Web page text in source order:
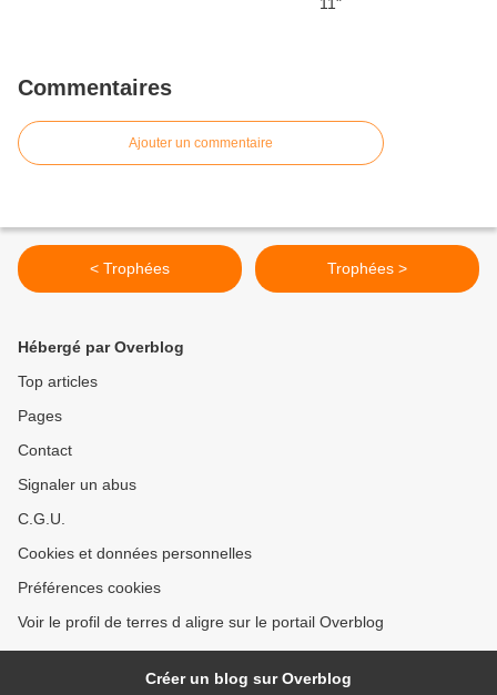
Commentaires
Ajouter un commentaire
< Trophées Trophées >
Hébergé par Overblog
Top articles
Pages
Contact
Signaler un abus
C.G.U.
Cookies et données personnelles
Préférences cookies
Voir le profil de terres d aligre sur le portail Overblog
Créer un blog sur Overblog